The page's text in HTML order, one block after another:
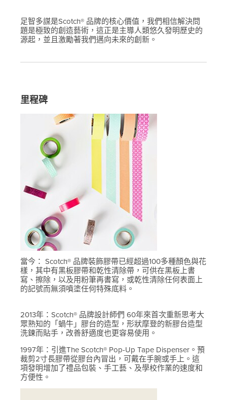
足智多謀是Scotch® 品牌的核心價值，我們相信解決問
題是極致的創造藝術，這正是主導人類悠久發明歷史的
源起，並且激勵著我們邁向未來的創新。
里程碑
當今： Scotch® 品牌裝飾膠帶已經超過100多種顏色與花
樣，其中有黑板膠帶和乾性清除帶，可供在黑板上書
寫、擦除，以及用粉筆再書寫，或乾性清除任何表面上
的記號而無須噴塗任何特殊底料。
2013年：Scotch® 品牌設計師們 60年來首次重新思考大
眾熟知的「蝸牛」膠台的造型，形狀摩登的新膠台造型
洗鍊而貼手，改善舒適度也更容易使用。
1997年：引進The Scotch® Pop-Up Tape Dispenser。預
裁剪2寸長膠帶從膠台內冒出，可戴在手腕或手上。這
項發明增加了禮品包裝、手工藝、及學校作業的速度和
方便性。